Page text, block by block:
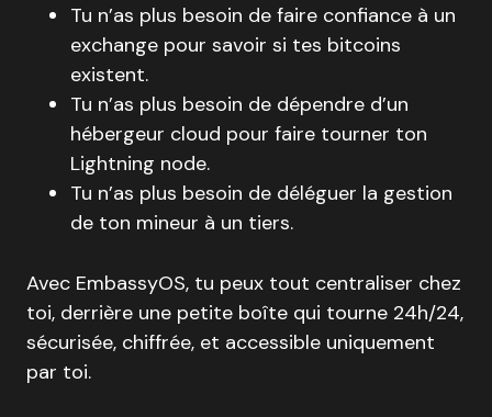
Tu n’as plus besoin de faire confiance à un
exchange pour savoir si tes bitcoins
existent.
Tu n’as plus besoin de dépendre d’un
hébergeur cloud pour faire tourner ton
Lightning node.
Tu n’as plus besoin de déléguer la gestion
de ton mineur à un tiers.
Avec EmbassyOS, tu peux tout centraliser chez
toi, derrière une petite boîte qui tourne 24h/24,
sécurisée, chiffrée, et accessible uniquement
par toi.